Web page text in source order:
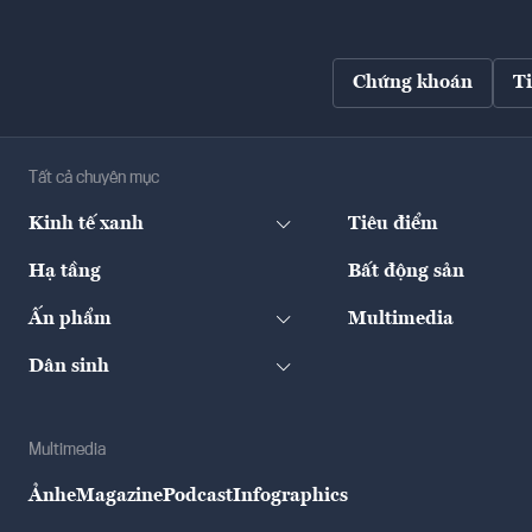
Chứng khoán
Tất cả chuyên mục
Kinh tế xanh Tiêu điểm
Hạ tầng Bất động sản
Ấn phẩm Multimedia
Dân sinh
Multimedia
ẢnheMagazinePodcastInfographics